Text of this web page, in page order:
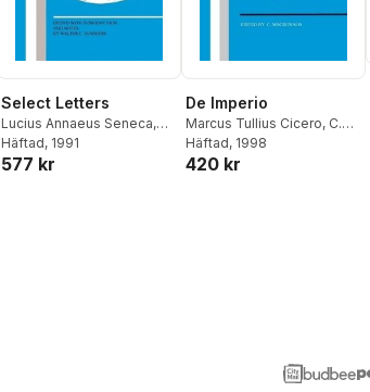
Select Letters
Lucius Annaeus Seneca,
Walter C. Summers
Summers
Häftad, 1991
577 kr
De Imperio
Marcus Tullius Cicero, C.
MacDonald,C. Macdonald
Häftad, 1998
420 kr